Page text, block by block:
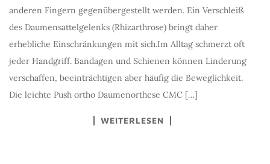
anderen Fingern gegenübergestellt werden. Ein Verschleiß
des Daumensattelgelenks (Rhizarthrose) bringt daher
erhebliche Einschränkungen mit sich.Im Alltag schmerzt oft
jeder Handgriff. Bandagen und Schienen können Linderung
verschaffen, beeinträchtigen aber häufig die Beweglichkeit.
Die leichte Push ortho Daumenorthese CMC […]
WEITERLESEN